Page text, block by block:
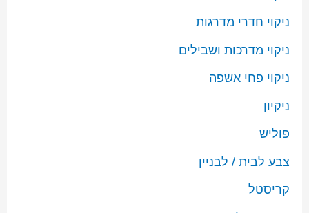
ניקוי חדרי מדרגות
ניקוי מדרכות ושבילים
ניקוי פחי אשפה
ניקיון
פוליש
צבע לבית / לבניין
קריסטל